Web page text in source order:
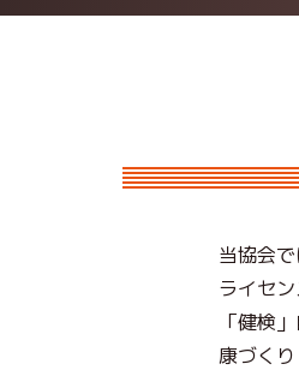
当協会
ライセ
「健検
康づく